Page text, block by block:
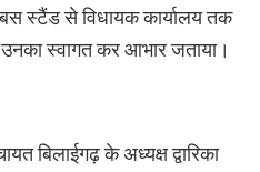
स्टैंड से विधायक कार्यालय तक
उनका स्वागत कर आभार जताया।
बिलाईगढ़ के अध्यक्ष द्वारिका